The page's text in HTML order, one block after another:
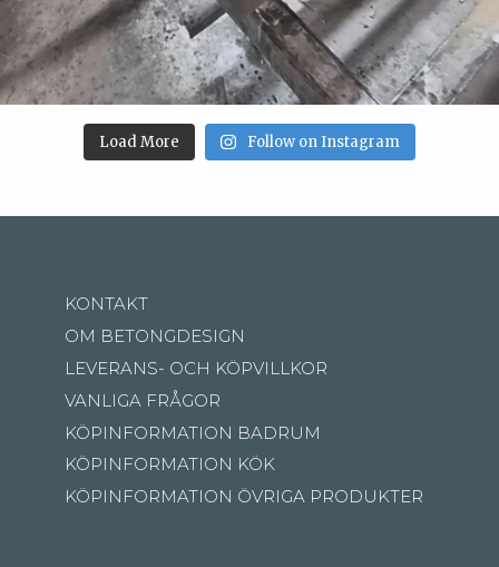
Load More Follow on Instagram
KONTAKT
OM BETONGDESIGN
LEVERANS- OCH KÖPVILLKOR
VANLIGA FRÅGOR
KÖPINFORMATION BADRUM
KÖPINFORMATION KÖK
KÖPINFORMATION ÖVRIGA PRODUKTER